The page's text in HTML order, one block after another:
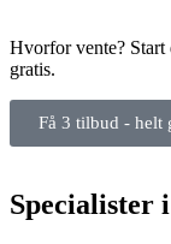
Hvorfor vente?
gratis.
Få 3 tilbud - helt
Specialister